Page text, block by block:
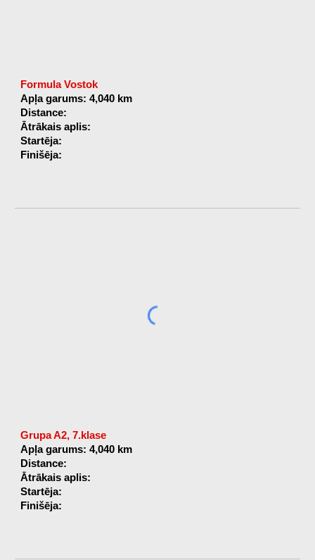
Formula Vostok
Apļa garums: 4,040 km
Distance:
Ātrākais aplis:
Startēja:
Finišēja:
Grupa A2, 7.klase
Apļa garums: 4,040 km
Distance:
Ātrākais aplis:
Startēja:
Finišēja: